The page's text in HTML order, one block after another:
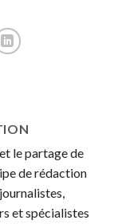
le partage de
de rédaction
et spécialistes